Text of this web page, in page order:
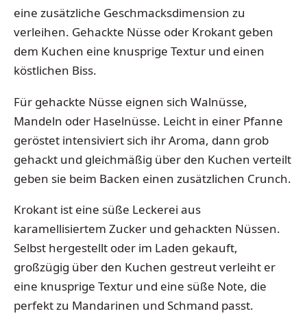
eine zusätzliche Geschmacksdimension zu
verleihen. Gehackte Nüsse oder Krokant geben
dem Kuchen eine knusprige Textur und einen
köstlichen Biss.
Für gehackte Nüsse eignen sich Walnüsse,
Mandeln oder Haselnüsse. Leicht in einer Pfanne
geröstet intensiviert sich ihr Aroma, dann grob
gehackt und gleichmäßig über den Kuchen verteilt
geben sie beim Backen einen zusätzlichen Crunch.
Krokant ist eine süße Leckerei aus
karamellisiertem Zucker und gehackten Nüssen.
Selbst hergestellt oder im Laden gekauft,
großzügig über den Kuchen gestreut verleiht er
eine knusprige Textur und eine süße Note, die
perfekt zu Mandarinen und Schmand passt.